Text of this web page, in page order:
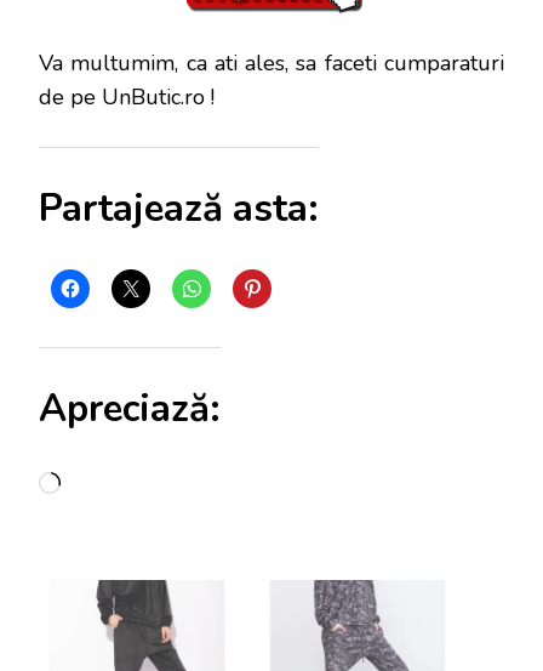
Va multumim, ca ati ales, sa faceti cumparaturi
de pe UnButic.ro !
Partajează asta:
Apreciază:
Încarc...